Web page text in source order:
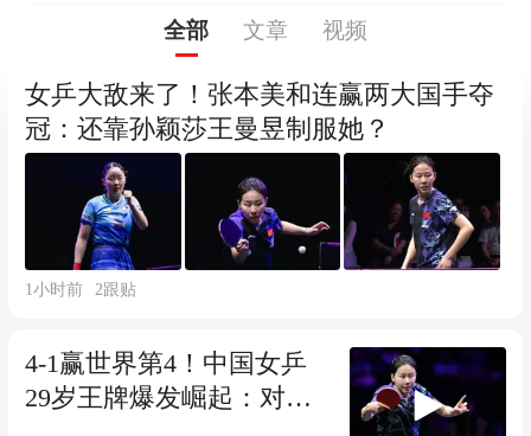
全部 文章 视频
女乒大敌来了！张本美和连赢两大国手夺
冠：还靠孙颖莎王曼昱制服她？
1小时前 2跟贴
4-1赢世界第4！中国女乒
29岁王牌爆发崛起：对决